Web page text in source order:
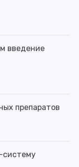
введение
препаратов
систему